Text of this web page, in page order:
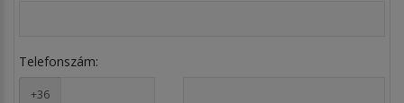
Telefonszám:
+36